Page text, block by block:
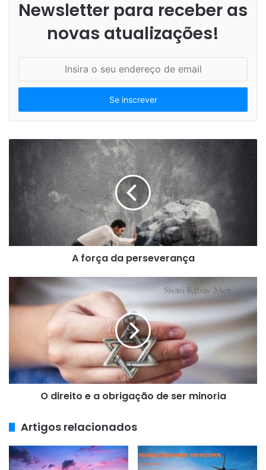
Newsletter para receber as
novas atualizações!
s
r
o
o
e
l
A força da perseverança
O direito e a obrigação de ser minoria
Artigos relacionados